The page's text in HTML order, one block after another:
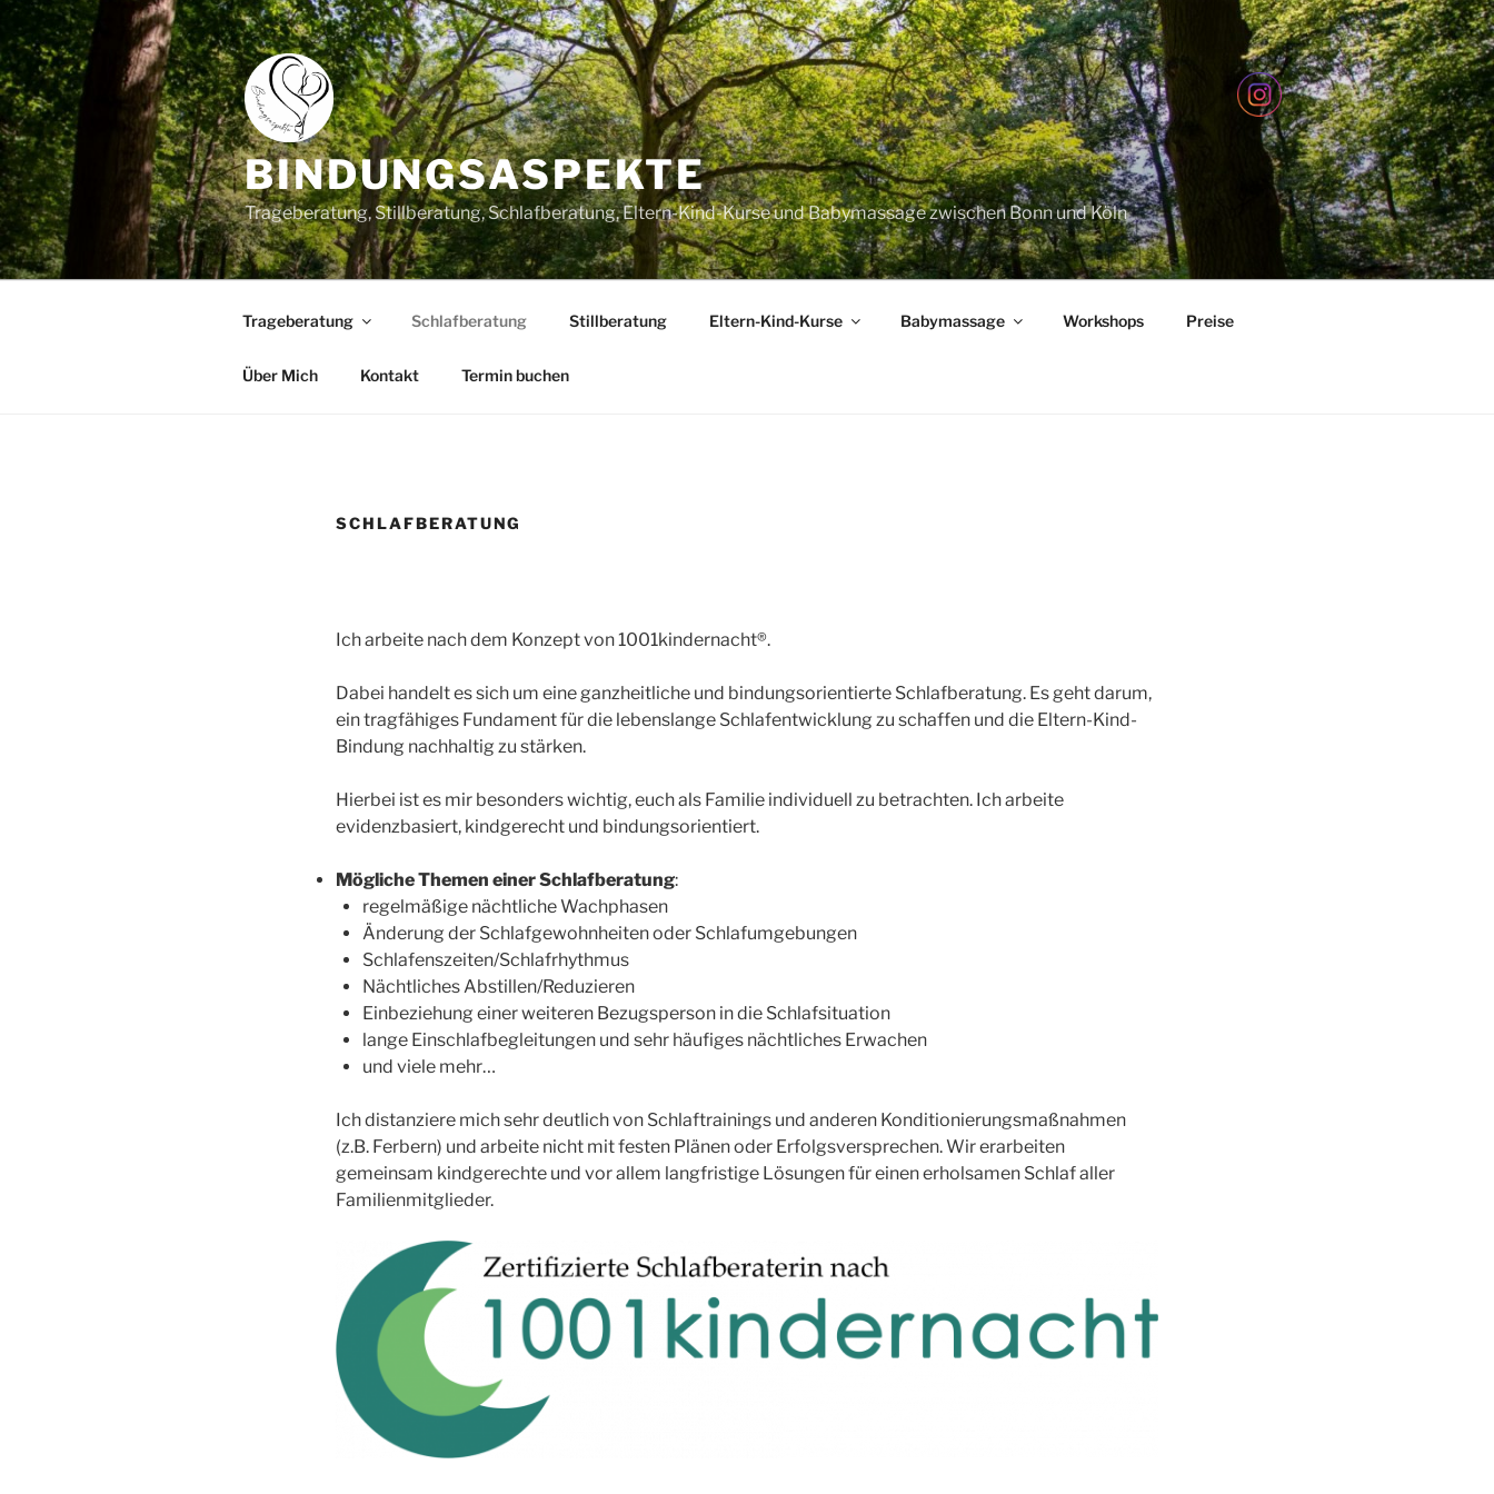
Zum
Inhalt
springen
BINDUNGSASPEKTE
Trageberatung, Stillberatung, Schlafberatung, Eltern-Kind-Kurse und Babymassage zwischen Bonn und Köln
Trageberatung Schlafberatung Stillberatung Eltern-Kind-Kurse Babymassage Workshops Preise
Über Mich Kontakt Termin buchen
SCHLAFBERATUNG
Ich arbeite nach dem Konzept von 1001kindernacht®.
Dabei handelt es sich um eine ganzheitliche und bindungsorientierte Schlafberatung. Es geht darum,
ein tragfähiges Fundament für die lebenslange Schlafentwicklung zu schaffen und die Eltern-Kind-
Bindung nachhaltig zu stärken.
Hierbei ist es mir besonders wichtig, euch als Familie individuell zu betrachten. Ich arbeite
evidenzbasiert, kindgerecht und bindungsorientiert.
Mögliche Themen einer Schlafberatung:
regelmäßige nächtliche Wachphasen
Änderung der Schlafgewohnheiten oder Schlafumgebungen
Schlafenszeiten/Schlafrhythmus
Nächtliches Abstillen/Reduzieren
Einbeziehung einer weiteren Bezugsperson in die Schlafsituation
lange Einschlafbegleitungen und sehr häufiges nächtliches Erwachen
und viele mehr…
Ich distanziere mich sehr deutlich von Schlaftrainings und anderen Konditionierungsmaßnahmen
(z.B. Ferbern) und arbeite nicht mit festen Plänen oder Erfolgsversprechen. Wir erarbeiten
gemeinsam kindgerechte und vor allem langfristige Lösungen für einen erholsamen Schlaf aller
Familienmitglieder.